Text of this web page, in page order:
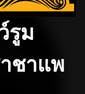
รูม
ชาแพ